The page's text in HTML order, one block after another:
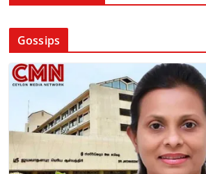
Gossips